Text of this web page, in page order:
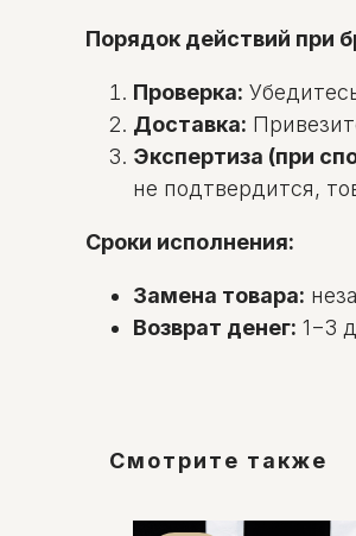
Порядок действий при
Проверка:
Доставка:
Экспертиза (при
не подтвердится,
Сроки исполнения:
Замена товара:
Возврат денег: 1−3
Смотрите также